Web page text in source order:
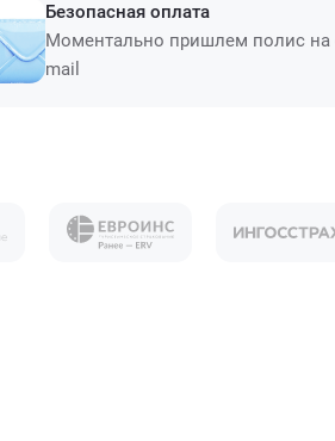
Безопасная оплата
Моментально пришлем полис на
mail